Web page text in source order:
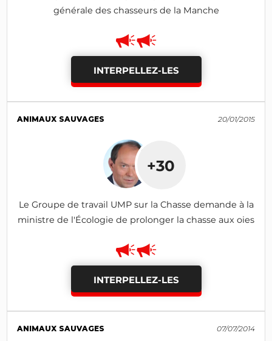
générale des chasseurs de la Manche
INTERPELLEZ-LES
ANIMAUX SAUVAGES 20/01/2015
+30
Le Groupe de travail UMP sur la Chasse demande à la
ministre de l'Écologie de prolonger la chasse aux oies
INTERPELLEZ-LES
ANIMAUX SAUVAGES 07/07/2014